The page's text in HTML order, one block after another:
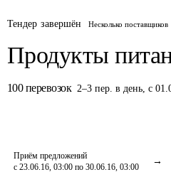
Тендер завершён Несколько поставщиков
Продукты
100 перевозок 2–3 пер. в день,с
Приём предложений
с 23.06.16, 03:00 по 30.06.16, 03:00